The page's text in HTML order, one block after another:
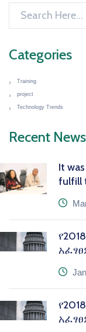
Categories
Training
project
Technology Trends
Recent News
It
fulfill
icon
icon